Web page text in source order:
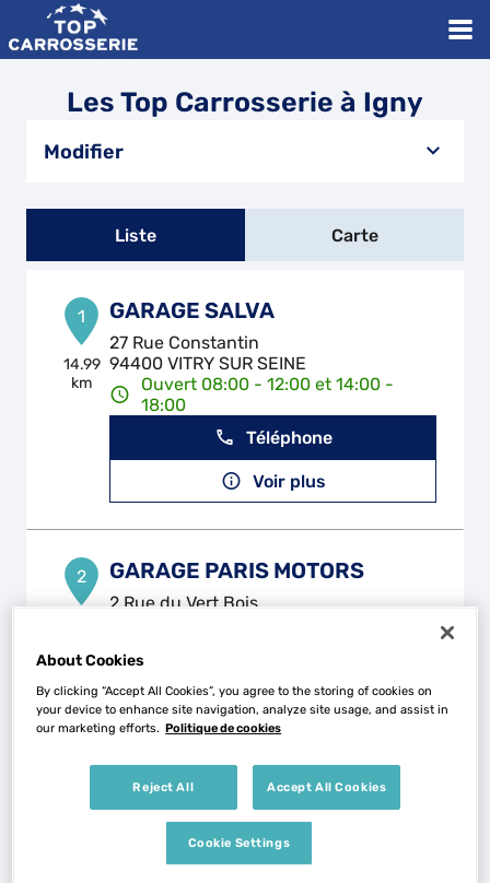
Les Top Carrosserie à Igny
Modifier
Liste Carte
1
14.99
km
GARAGE SALVA
27 Rue Constantin
94400 VITRY SUR SEINE
Ouvert 08:00 - 12:00 et 14:00 -
18:00
Téléphone
Voir plus
2 GARAGE PARIS MOTORS
2 Rue du Vert Bois
18:00
Téléphone
Voir plus
CARROSSERIE JDS
183 Avenue Maurice Berteaux
About Cookies
By clicking “Accept All Cookies”, you agree to the storing of cookies on
your device to enhance site navigation, analyze site usage, and assist in
our marketing efforts. Politique de cookies
Reject All Accept All Cookies
Cookie Settings